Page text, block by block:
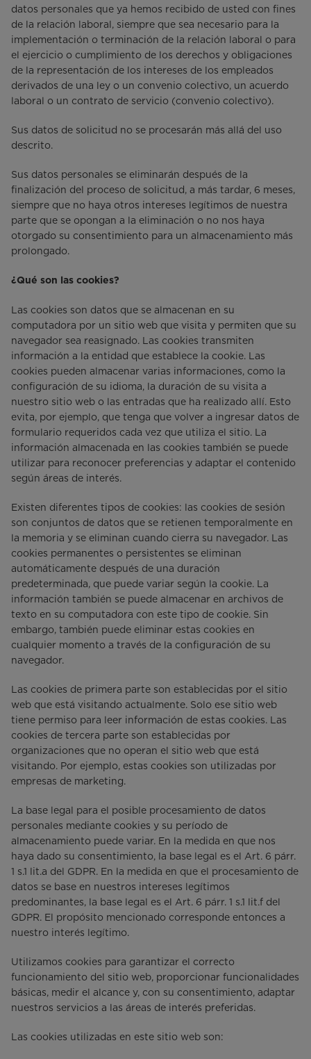
datos personales que ya hemos recibido de usted con fines
de la relación laboral, siempre que sea necesario para la
implementación o terminación de la relación laboral o para
el ejercicio o cumplimiento de los derechos y obligaciones
de la representación de los intereses de los empleados
derivados de una ley o un convenio colectivo, un acuerdo
laboral o un contrato de servicio (convenio colectivo).
Sus datos de solicitud no se procesarán más allá del uso
descrito.
Sus datos personales se eliminarán después de la
finalización del proceso de solicitud, a más tardar, 6 meses,
siempre que no haya otros intereses legítimos de nuestra
parte que se opongan a la eliminación o no nos haya
otorgado su consentimiento para un almacenamiento más
prolongado.
¿Qué son las cookies?
Las cookies son datos que se almacenan en su
computadora por un sitio web que visita y permiten que su
navegador sea reasignado. Las cookies transmiten
información a la entidad que establece la cookie. Las
cookies pueden almacenar varias informaciones, como la
configuración de su idioma, la duración de su visita a
nuestro sitio web o las entradas que ha realizado allí. Esto
evita, por ejemplo, que tenga que volver a ingresar datos de
formulario requeridos cada vez que utiliza el sitio. La
información almacenada en las cookies también se puede
utilizar para reconocer preferencias y adaptar el contenido
según áreas de interés.
Existen diferentes tipos de cookies: las cookies de sesión
son conjuntos de datos que se retienen temporalmente en
la memoria y se eliminan cuando cierra su navegador. Las
cookies permanentes o persistentes se eliminan
automáticamente después de una duración
predeterminada, que puede variar según la cookie. La
información también se puede almacenar en archivos de
texto en su computadora con este tipo de cookie. Sin
embargo, también puede eliminar estas cookies en
cualquier momento a través de la configuración de su
navegador.
Las cookies de primera parte son establecidas por el sitio
web que está visitando actualmente. Solo ese sitio web
tiene permiso para leer información de estas cookies. Las
cookies de tercera parte son establecidas por
organizaciones que no operan el sitio web que está
visitando. Por ejemplo, estas cookies son utilizadas por
empresas de marketing.
La base legal para el posible procesamiento de datos
personales mediante cookies y su período de
almacenamiento puede variar. En la medida en que nos
haya dado su consentimiento, la base legal es el Art. 6 párr.
1 s.1 lit.a del GDPR. En la medida en que el procesamiento de
datos se base en nuestros intereses legítimos
predominantes, la base legal es el Art. 6 párr. 1 s.1 lit.f del
GDPR. El propósito mencionado corresponde entonces a
nuestro interés legítimo.
Utilizamos cookies para garantizar el correcto
funcionamiento del sitio web, proporcionar funcionalidades
básicas, medir el alcance y, con su consentimiento, adaptar
nuestros servicios a las áreas de interés preferidas.
Las cookies utilizadas en este sitio web son: